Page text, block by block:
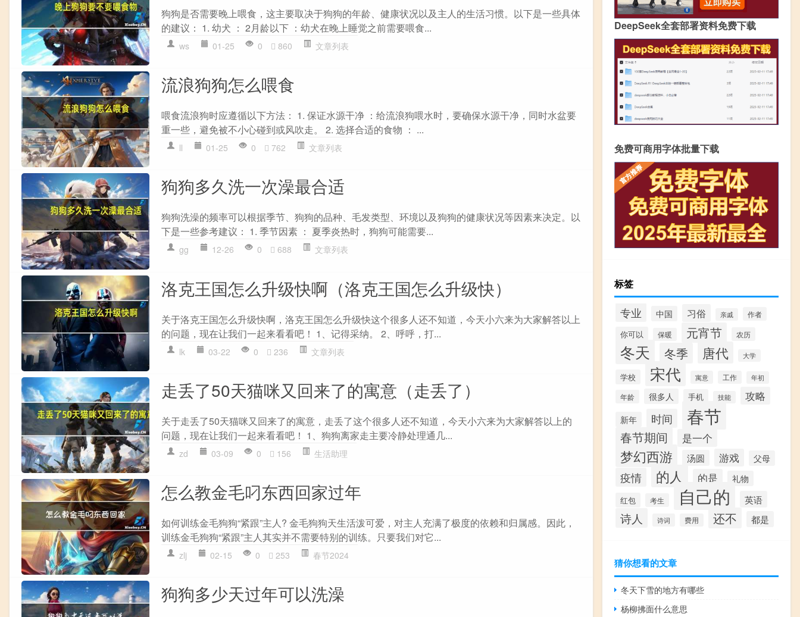
狗狗是否需要晚上喂食，这主要取决于狗狗的年龄、健康状况以及主人的生活习惯。以下是一些具体
的建议： 1. 幼犬 ： 2月龄以下 ：幼犬在晚上睡觉之前需要喂食...
ws 01-25 0 860 文章列表
流浪狗狗怎么喂食
喂食流浪狗时应遵循以下方法： 1. 保证水源干净 ：给流浪狗喂水时，要确保水源干净，同时水盆要
重一些，避免被不小心碰到或风吹走。 2. 选择合适的食物 ： ...
ll 01-25 0 762 文章列表
狗狗多久洗一次澡最合适
狗狗洗澡的频率可以根据季节、狗狗的品种、毛发类型、环境以及狗狗的健康状况等因素来决定。以
下是一些参考建议： 1. 季节因素 ： 夏季炎热时，狗狗可能需要...
gg 12-26 0 688 文章列表
洛克王国怎么升级快啊（洛克王国怎么升级快）
关于洛克王国怎么升级快啊，洛克王国怎么升级快这个很多人还不知道，今天小六来为大家解答以上
的问题，现在让我们一起来看看吧！ 1、记得采纳。 2、呼呼，打...
lk 03-22 0 236 文章列表
走丢了50天猫咪又回来了的寓意（走丢了）
关于走丢了50天猫咪又回来了的寓意，走丢了这个很多人还不知道，今天小六来为大家解答以上的
问题，现在让我们一起来看看吧！ 1、狗狗离家走主要冷静处理通几...
zd 03-09 0 156 生活助理
怎么教金毛叼东西回家过年
如何训练金毛狗狗“紧跟”主人? 金毛狗狗天生活泼可爱，对主人充满了极度的依赖和归属感。因此，
训练金毛狗狗“紧跟”主人其实并不需要特别的训练。只要我们对它...
zlj 02-15 0 253 春节2024
狗狗多少天过年可以洗澡
DeepSeek全套部署资料免费下载
免费可商用字体批量下载
标签
专业 中国 习俗 亲戚 作者
你可以 保暖 元宵节 农历
冬天 冬季 唐代 大学
学校 宋代 寓意 工作 年初
年龄 很多人 手机 技能 攻略
新年 时间 春节
春节期间 是一个
梦幻西游 汤圆 游戏 父母
疫情 的人 的是 礼物
红包 考生 自己的 英语
诗人 诗词 费用 还不 都是
猜你想看的文章
冬天下雪的地方有哪些
杨柳拂面什么意思